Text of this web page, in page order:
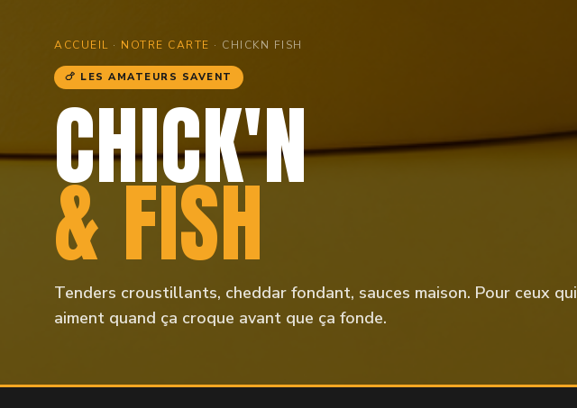
ACCUEIL · NOTRE CARTE · CHICKN FISH
🍗 LES AMATEURS SAVENT
CHICK'N
& FISH
Tenders croustillants, cheddar fondant, sauces maison. Pour ceux qui
aiment quand ça croque avant que ça fonde.